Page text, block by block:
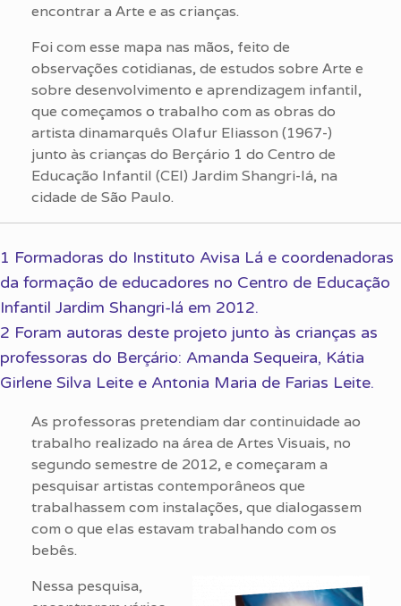
encontrar a Arte e as crianças.
Foi com esse mapa nas mãos, feito de
observações cotidianas, de estudos sobre Arte e
sobre desenvolvimento e aprendizagem infantil,
que começamos o trabalho com as obras do
artista dinamarquês Olafur Eliasson (1967-)
junto às crianças do Berçário 1 do Centro de
Educação Infantil (CEI) Jardim Shangri-lá, na
cidade de São Paulo.
1 Formadoras do Instituto Avisa Lá e coordenadoras
da formação de educadores no Centro de Educação
Infantil Jardim Shangri-lá em 2012.
2 Foram autoras deste projeto junto às crianças as
professoras do Berçário: Amanda Sequeira, Kátia
Girlene Silva Leite e Antonia Maria de Farias Leite.
As professoras pretendiam dar continuidade ao
trabalho realizado na área de Artes Visuais, no
segundo semestre de 2012, e começaram a
pesquisar artistas contemporâneos que
trabalhassem com instalações, que dialogassem
com o que elas estavam trabalhando com os
bebês.
Nessa pesquisa,